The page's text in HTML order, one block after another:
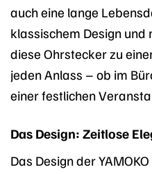
auch eine lange
klassischem Design
diese Ohrstecker zu
jeden Anlass – ob im
einer festlichen
Das Design: Zeitlose
Das Design der